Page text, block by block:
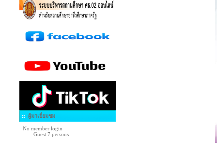
ผู้มาเยี่ยมชม
No member login
Guest 7 persons